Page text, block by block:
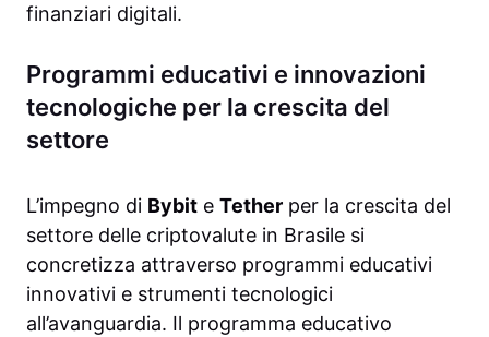
finanziari digitali.
Programmi educativi e innovazioni
tecnologiche per la crescita del
settore
L’impegno di Bybit e Tether per la crescita del
settore delle criptovalute in Brasile si
concretizza attraverso programmi educativi
innovativi e strumenti tecnologici
all’avanguardia. Il programma educativo